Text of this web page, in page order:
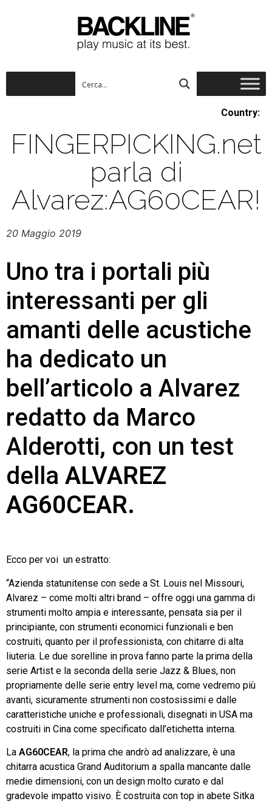
Country:
FINGERPICKING.net
parla di
Alvarez:AG60CEAR!
20 Maggio 2019
Uno tra i portali più
interessanti per gli
amanti delle acustiche
ha dedicato un
bell’articolo a Alvarez
redatto da Marco
Alderotti, con un test
della ALVAREZ
AG60CEAR.
Ecco per voi un estratto:
“Azienda statunitense con sede a St. Louis nel Missouri,
Alvarez – come molti altri brand – offre oggi una gamma di
strumenti molto ampia e interessante, pensata sia per il
principiante, con strumenti economici funzionali e ben
costruiti, quanto per il professionista, con chitarre di alta
liuteria. Le due sorelline in prova fanno parte la prima della
serie Artist e la seconda della serie Jazz & Blues, non
propriamente delle serie entry level ma, come vedremo più
avanti, sicuramente strumenti non costosissimi e dalle
caratteristiche uniche e professionali, disegnati in USA ma
costruiti in Cina come specificato dall’etichetta interna.
La AG60CEAR, la prima che andrò ad analizzare, è una
chitarra acustica Grand Auditorium a spalla mancante dalle
medie dimensioni, con un design molto curato e dal
gradevole impatto visivo. È costruita con top in abete Sitka